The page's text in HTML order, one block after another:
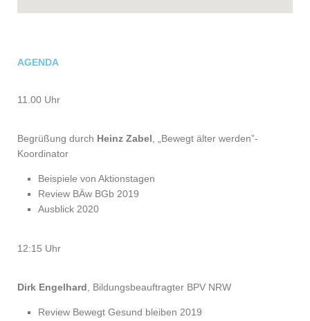
AGENDA
11.00 Uhr
Begrüßung durch Heinz Zabel , „Bewegt älter werden”-
Koordinator
Beispiele von Aktionstagen
Review BÄw BGb 2019
Ausblick 2020
12:15 Uhr
Dirk Engelhard , Bildungsbeauftragter BPV NRW
Review Bewegt Gesund bleiben 2019